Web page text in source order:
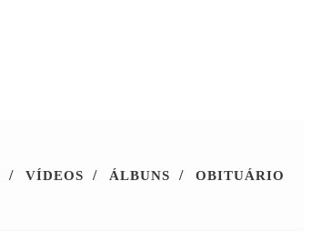
/ VÍDEOS / ÁLBUNS / OBITUÁRIO